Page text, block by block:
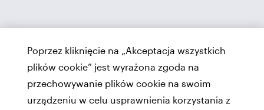
Poprzez kliknięcie na „Akceptacja wszystkich
plików cookie” jest wyrażona zgoda na
przechowywanie plików cookie na swoim
urządzeniu w celu usprawnienia korzystania z